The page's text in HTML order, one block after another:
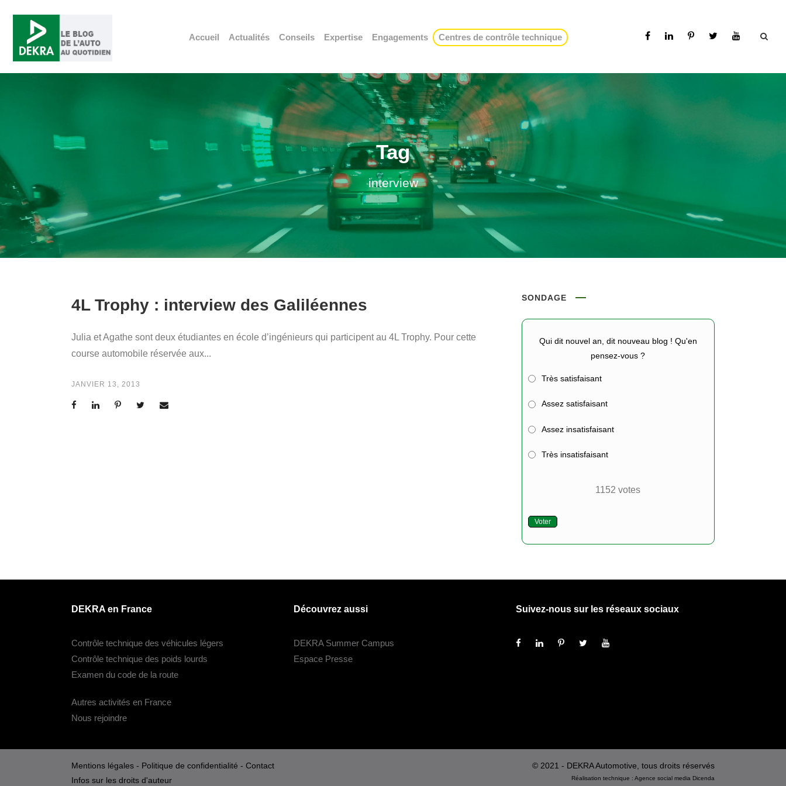
Accueil Actualités Conseils Expertise Engagements Centres de contrôle technique
Tag
interview
4L Trophy : interview des Galiléennes
Julia et Agathe sont deux étudiantes en école d’ingénieurs qui participent au 4L Trophy. Pour cette
course automobile réservée aux...
JANVIER 13, 2013
SONDAGE
Qui dit nouvel an, dit nouveau blog ! Qu'en
pensez-vous ?
Très satisfaisant
Assez satisfaisant
Assez insatisfaisant
Très insatisfaisant
1152 votes
Voter
DEKRA en France
Contrôle technique des véhicules légers
Contrôle technique des poids lourds
Examen du code de la route
Autres activités en France
Nous rejoindre
Découvrez aussi
DEKRA Summer Campus
Espace Presse
Suivez-nous sur les réseaux sociaux
Mentions légales - Politique de confidentialité - Contact
Infos sur les droits d'auteur
© 2021 - DEKRA Automotive, tous droits réservés
Réalisation technique : Agence social media Dicenda